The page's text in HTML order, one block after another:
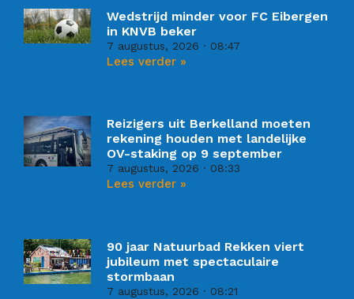
Wedstrijd minder voor FC Eibergen
in KNVB beker
7 augustus, 2026 08:47
Lees verder »
Reizigers uit Berkelland moeten
rekening houden met landelijke
OV-staking op 9 september
7 augustus, 2026 08:33
Lees verder »
90 jaar Natuurbad Rekken viert
jubileum met spectaculaire
stormbaan
7 augustus, 2026 08:21